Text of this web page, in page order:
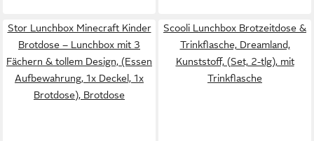
Stor Lunchbox Minecraft Kinder
Brotdose – Lunchbox mit 3
Fächern & tollem Design, (Essen
Aufbewahrung, 1x Deckel, 1x
Brotdose), Brotdose
Scooli Lunchbox Brotzeitdose &
Trinkflasche, Dreamland,
Kunststoff, (Set, 2-tlg), mit
Trinkflasche